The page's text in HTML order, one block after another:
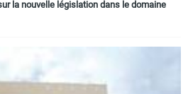
la nouvelle législation dans le domaine